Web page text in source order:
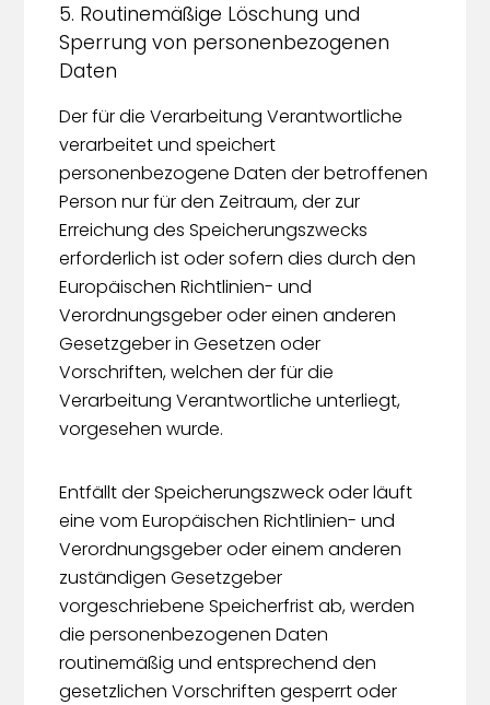
5. Routinemäßige Löschung und
Sperrung von personenbezogenen
Daten
Der für die Verarbeitung Verantwortliche
verarbeitet und speichert
personenbezogene Daten der betroffenen
Person nur für den Zeitraum, der zur
Erreichung des Speicherungszwecks
erforderlich ist oder sofern dies durch den
Europäischen Richtlinien- und
Verordnungsgeber oder einen anderen
Gesetzgeber in Gesetzen oder
Vorschriften, welchen der für die
Verarbeitung Verantwortliche unterliegt,
vorgesehen wurde.
Entfällt der Speicherungszweck oder läuft
eine vom Europäischen Richtlinien- und
Verordnungsgeber oder einem anderen
zuständigen Gesetzgeber
vorgeschriebene Speicherfrist ab, werden
die personenbezogenen Daten
routinemäßig und entsprechend den
gesetzlichen Vorschriften gesperrt oder